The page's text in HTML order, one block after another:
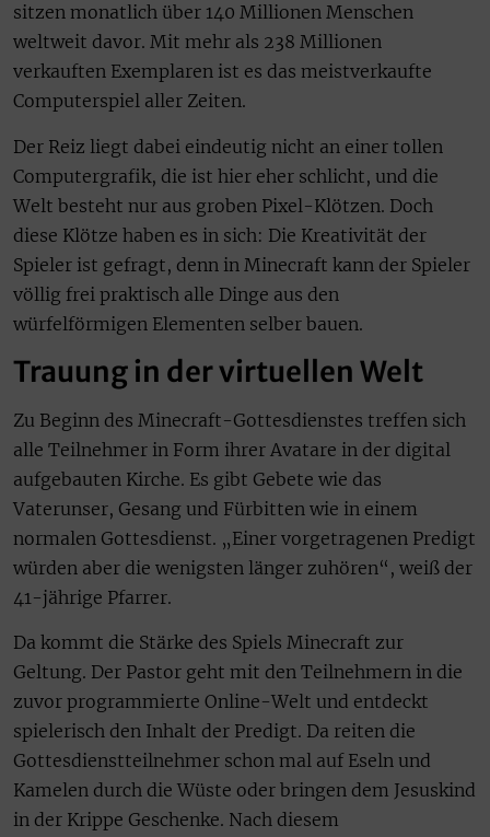
sitzen monatlich über 140 Millionen Menschen
weltweit davor. Mit mehr als 238 Millionen
verkauften Exemplaren ist es das meistverkaufte
Computerspiel aller Zeiten.
Der Reiz liegt dabei eindeutig nicht an einer tollen
Computergrafik, die ist hier eher schlicht, und die
Welt besteht nur aus groben Pixel-Klötzen. Doch
diese Klötze haben es in sich: Die Kreativität der
Spieler ist gefragt, denn in Minecraft kann der Spieler
völlig frei praktisch alle Dinge aus den
würfelförmigen Elementen selber bauen.
Trauung in der virtuellen Welt
Zu Beginn des Minecraft-Gottesdienstes treffen sich
alle Teilnehmer in Form ihrer Avatare in der digital
aufgebauten Kirche. Es gibt Gebete wie das
Vaterunser, Gesang und Fürbitten wie in einem
normalen Gottesdienst. „Einer vorgetragenen Predigt
würden aber die wenigsten länger zuhören“, weiß der
41-jährige Pfarrer.
Da kommt die Stärke des Spiels Minecraft zur
Geltung. Der Pastor geht mit den Teilnehmern in die
zuvor programmierte Online-Welt und entdeckt
spielerisch den Inhalt der Predigt. Da reiten die
Gottesdienstteilnehmer schon mal auf Eseln und
Kamelen durch die Wüste oder bringen dem Jesuskind
in der Krippe Geschenke. Nach diesem